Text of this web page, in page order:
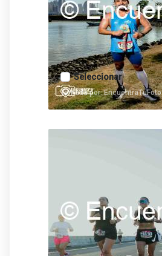
Seleccionar
Tomada por: EncuentraTuFoto